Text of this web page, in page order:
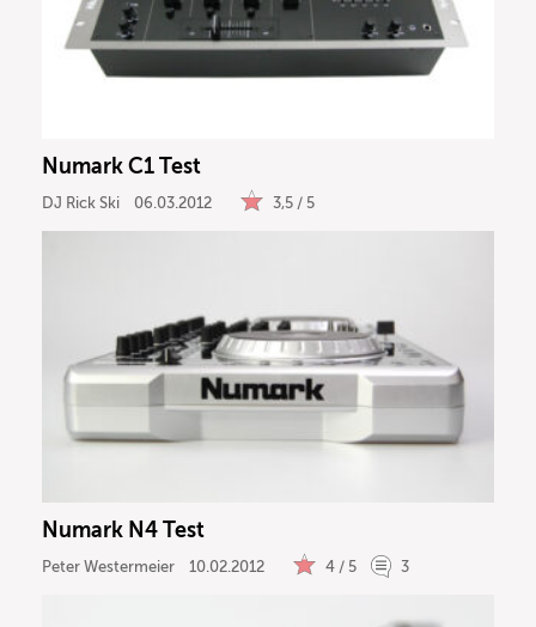
Numark C1 Test
DJ Rick Ski 06.03.2012 3,5 / 5
Numark N4 Test
Peter Westermeier 10.02.2012 4 / 5 3